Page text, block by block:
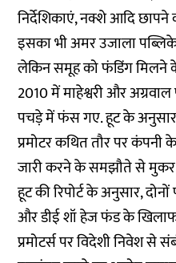
निर्देशिकाएं, नक्शे आदि
इसका भी अमर उजाला
लेकिन समूह को फंडिंग मिलने
2010 में माहेश्वरी और
पचड़े में फंस गए. हूट के
प्रमोटर कथित तौर पर
जारी करने के समझौते से
हूट की रिपोर्ट के अनुसार,
और डीई शॉ हेज फंड के
प्रमोटर्स पर विदेशी निवेश से